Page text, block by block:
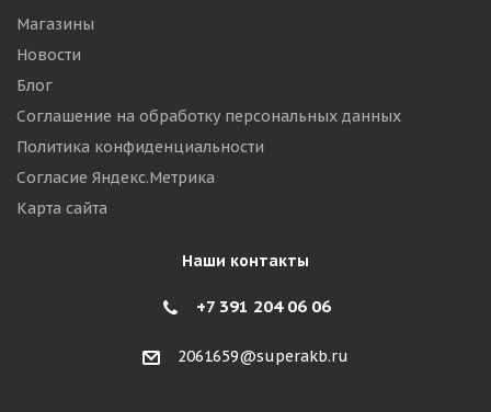
Магазины
Новости
Блог
Соглашение на обработку персональных данных
Политика конфиденциальности
Согласие Яндекс.Метрика
Карта сайта
Наши контакты
+7 391 204 06 06
2061659@superakb.ru